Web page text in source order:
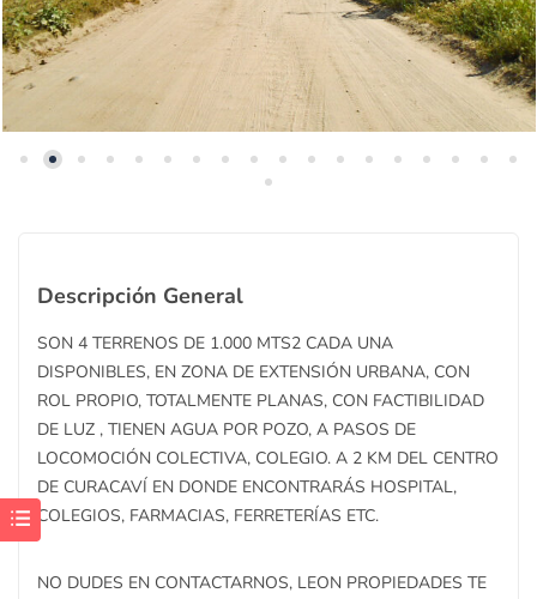
Descripción General
SON 4 TERRENOS DE 1.000 MTS2 CADA UNA
DISPONIBLES, EN ZONA DE EXTENSIÓN URBANA, CON
ROL PROPIO, TOTALMENTE PLANAS, CON FACTIBILIDAD
DE LUZ , TIENEN AGUA POR POZO, A PASOS DE
LOCOMOCIÓN COLECTIVA, COLEGIO. A 2 KM DEL CENTRO
DE CURACAVÍ EN DONDE ENCONTRARÁS HOSPITAL,
COLEGIOS, FARMACIAS, FERRETERÍAS ETC.
NO DUDES EN CONTACTARNOS, LEON PROPIEDADES TE